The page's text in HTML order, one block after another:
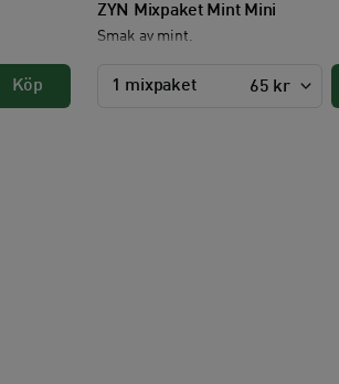
Köp
ZYN Mixpaket Mint Mini
Smak av mint.
1 mixpaket 65 kr